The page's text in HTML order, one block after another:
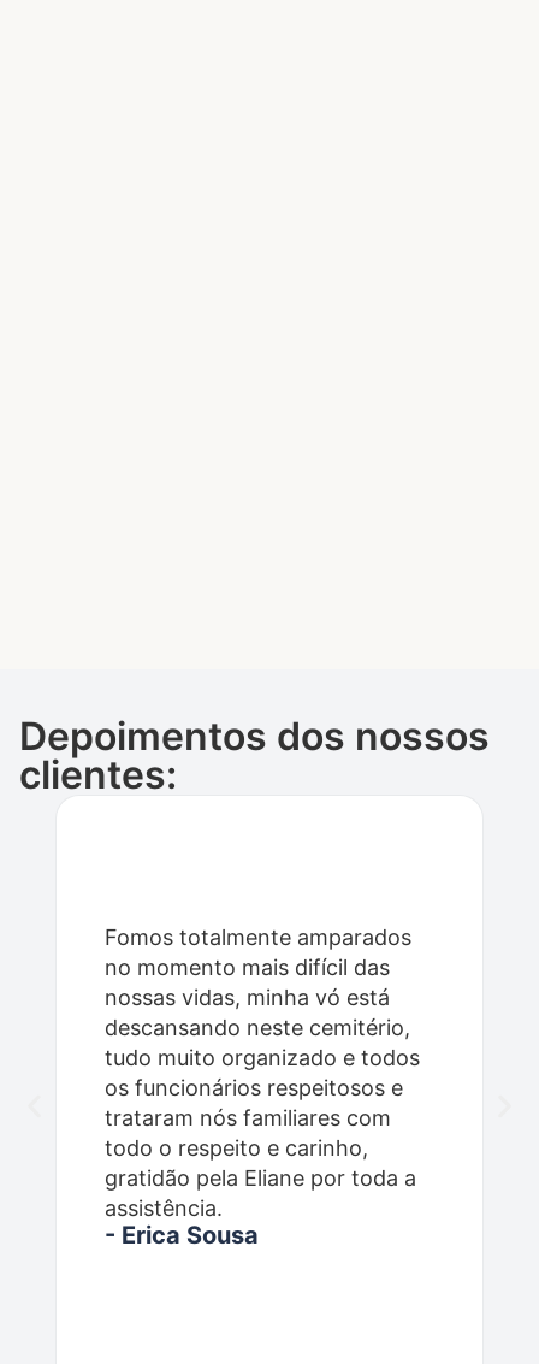
Depoimentos dos nossos
clientes:
Fomos totalmente amparados
no momento mais difícil das
nossas vidas, minha vó está
descansando neste cemitério,
tudo muito organizado e todos
os funcionários respeitosos e
trataram nós familiares com
todo o respeito e carinho,
gratidão pela Eliane por toda a
assistência.
- Erica Sousa